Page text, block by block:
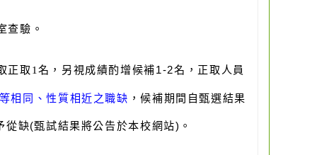
查驗。
正取1 名，另視成績酌增候補1-2名，正取人員
相同、性質相近之職缺 ，候補期間自甄選結果
缺(甄試結果將公告於本校網站)。